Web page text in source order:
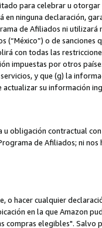
para celebrar u
en ninguna declaración,
de Afiliados ni
(“México”) o de
con todas las
impuestas por otros
y que (g) la
su información
u obligación contractual
de Afiliados; ni
o hacer cualquier
en la que Amazon
compras elegibles". Salvo